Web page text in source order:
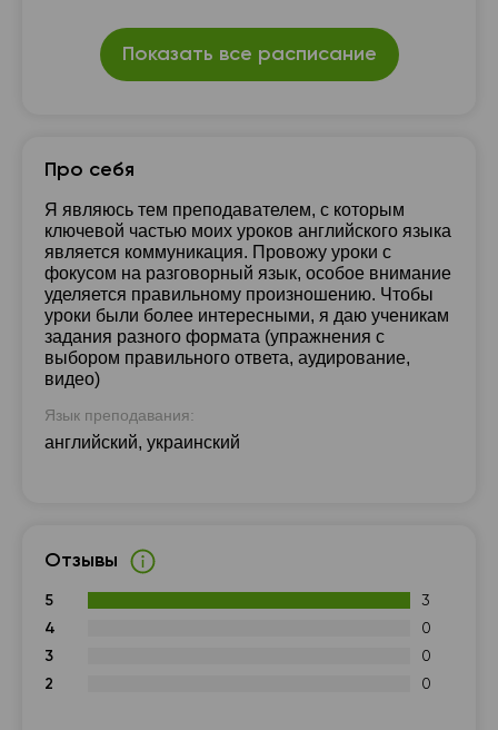
Показать все расписание
Про себя
Я являюсь тем преподавателем, с которым
ключевой частью моих уроков английского языка
является коммуникация. Провожу уроки с
фокусом на разговорный язык, особое внимание
уделяется правильному произношению. Чтобы
уроки были более интересными, я даю ученикам
задания разного формата (упражнения с
выбором правильного ответа, аудирование,
видео)
Язык преподавания:
английский, украинский
Отзывы
5
3
4
0
3
0
2
0